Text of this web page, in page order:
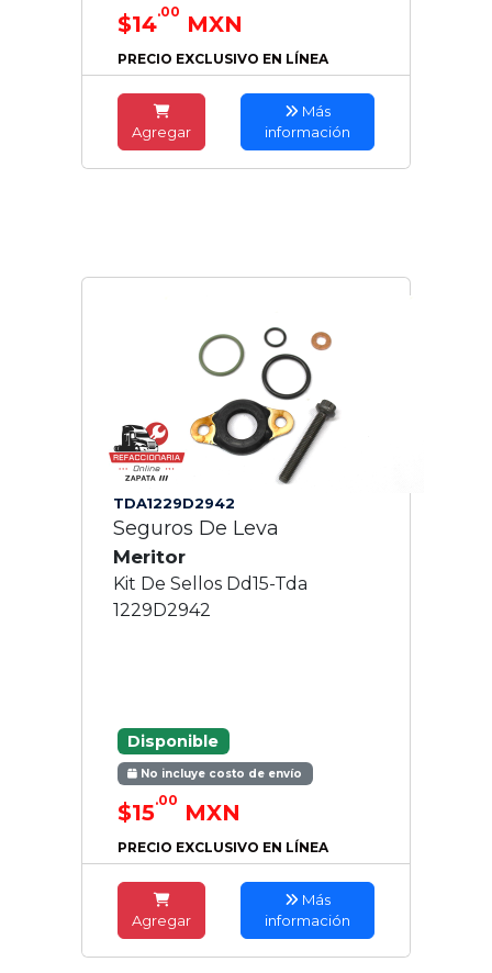
$14.00 MXN
PRECIO EXCLUSIVO EN LÍNEA
Agregar
Más
información
TDA1229D2942
Seguros De Leva
Meritor
Kit De Sellos Dd15-Tda
1229D2942
Disponible
No incluye costo de envío
$15.00 MXN
PRECIO EXCLUSIVO EN LÍNEA
Agregar
Más
información